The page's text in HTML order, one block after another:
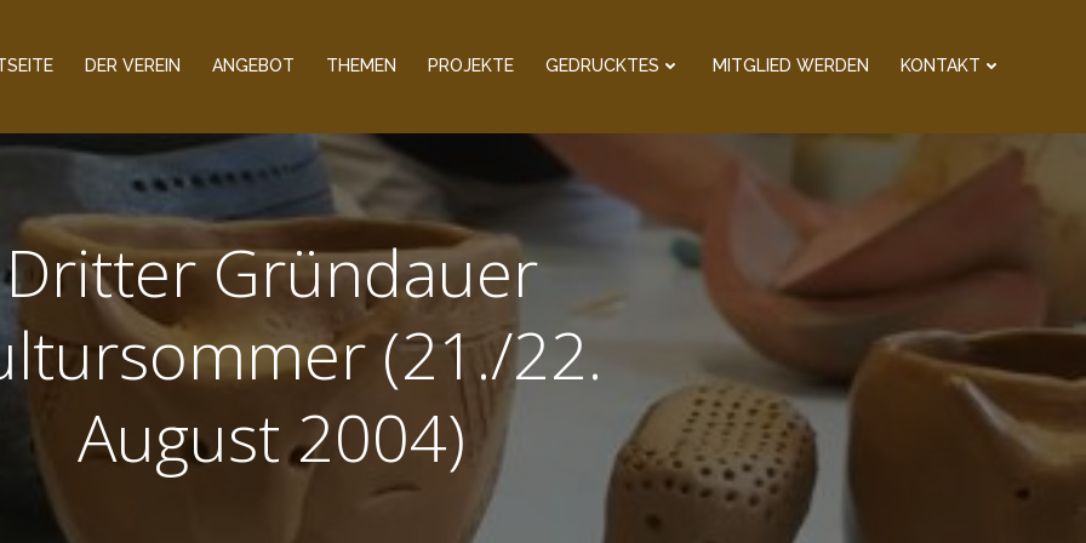
DER VEREIN ANGEBOT THEMEN PROJEKTE GEDRUCKTES MITGLIED WERDEN KONTAKT
Dritter Gründauer
(21./22.
August 2004)